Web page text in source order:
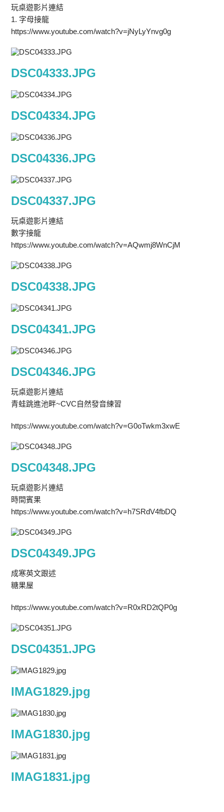
玩桌遊影片連結
1. 字母接龍
https://www.youtube.com/watch?v=jNyLyYnvg0g
DSC04333.JPG
DSC04334.JPG
DSC04336.JPG
DSC04337.JPG
玩桌遊影片連結
數字接龍
https://www.youtube.com/watch?v=AQwmj8WnCjM
DSC04338.JPG
DSC04341.JPG
DSC04346.JPG
玩桌遊影片連結
青蛙跳進池畔~CVC自然發音練習
https://www.youtube.com/watch?v=G0oTwkm3xwE
DSC04348.JPG
玩桌遊影片連結
時間賓果
https://www.youtube.com/watch?v=h7SRdV4fbDQ
DSC04349.JPG
成寒英文跟述
糖果屋
https://www.youtube.com/watch?v=R0xRD2tQP0g
DSC04351.JPG
IMAG1829.jpg
IMAG1830.jpg
IMAG1831.jpg